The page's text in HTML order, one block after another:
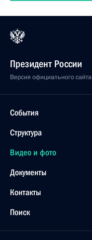
Президент России
Версия официального
События
Структура
Видео и фото
Документы
Контакты
Поиск